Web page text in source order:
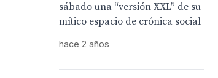
sábado una “versión XXL” de su
mítico espacio de crónica social
hace 2 años